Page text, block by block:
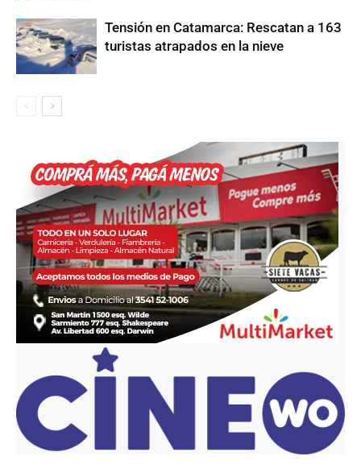
Tensión en Catamarca: Rescatan a 163
turistas atrapados en la nieve